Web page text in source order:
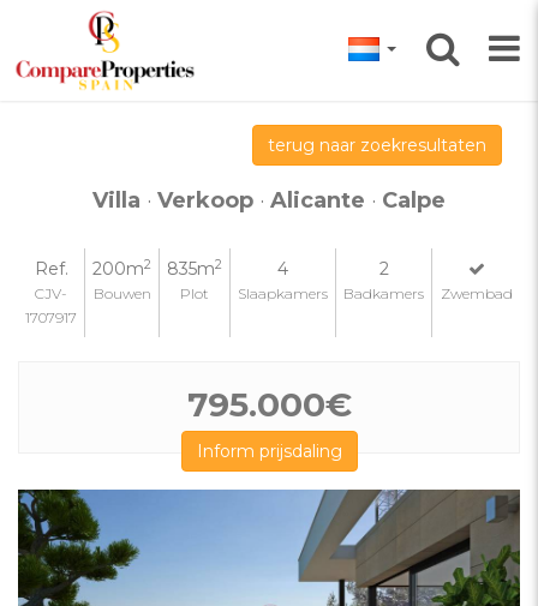
terug naar zoekresultaten
Villa · Verkoop · Alicante · Calpe
Ref.
CJV-
1707917
200m2
Bouwen
835m2
Plot
4
Slaapkamers
2
Badkamers Zwembad
795.000€
Inform prijsdaling